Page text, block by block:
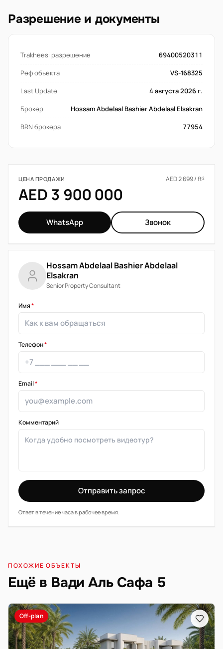
Разрешение и документы
Trakheesi разрешение
69400520311
Реф объекта
VS-168325
Last Update
4 августа 2026 г.
Брокер
Hossam Abdelaal Bashier Abdelaal Elsakran
BRN брокера
77954
ЦЕНА ПРОДАЖИ AED 2 699 / ft²
AED 3 900 000
WhatsApp Звонок
Hossam Abdelaal Bashier Abdelaal
Elsakran
Senior Property Consultant
Имя*
Телефон*
Email*
Комментарий
Отправить запрос
Ответ в течение часа в рабочее время.
ПОХОЖИЕ ОБЪЕКТЫ
Ещё в Вади Аль Сафа 5
Off-plan